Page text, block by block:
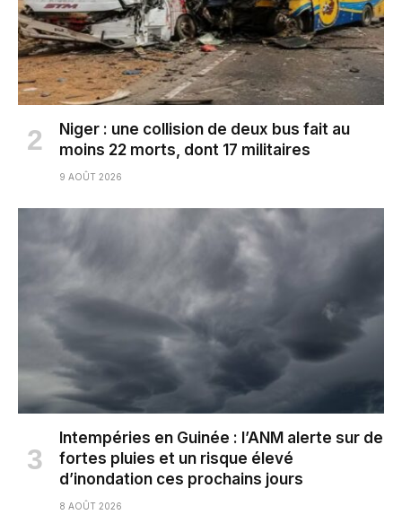
Niger : une collision de deux bus fait au
moins 22 morts, dont 17 militaires
9 AOÛT 2026
Intempéries en Guinée : l’ANM alerte sur de
fortes pluies et un risque élevé
d’inondation ces prochains jours
8 AOÛT 2026